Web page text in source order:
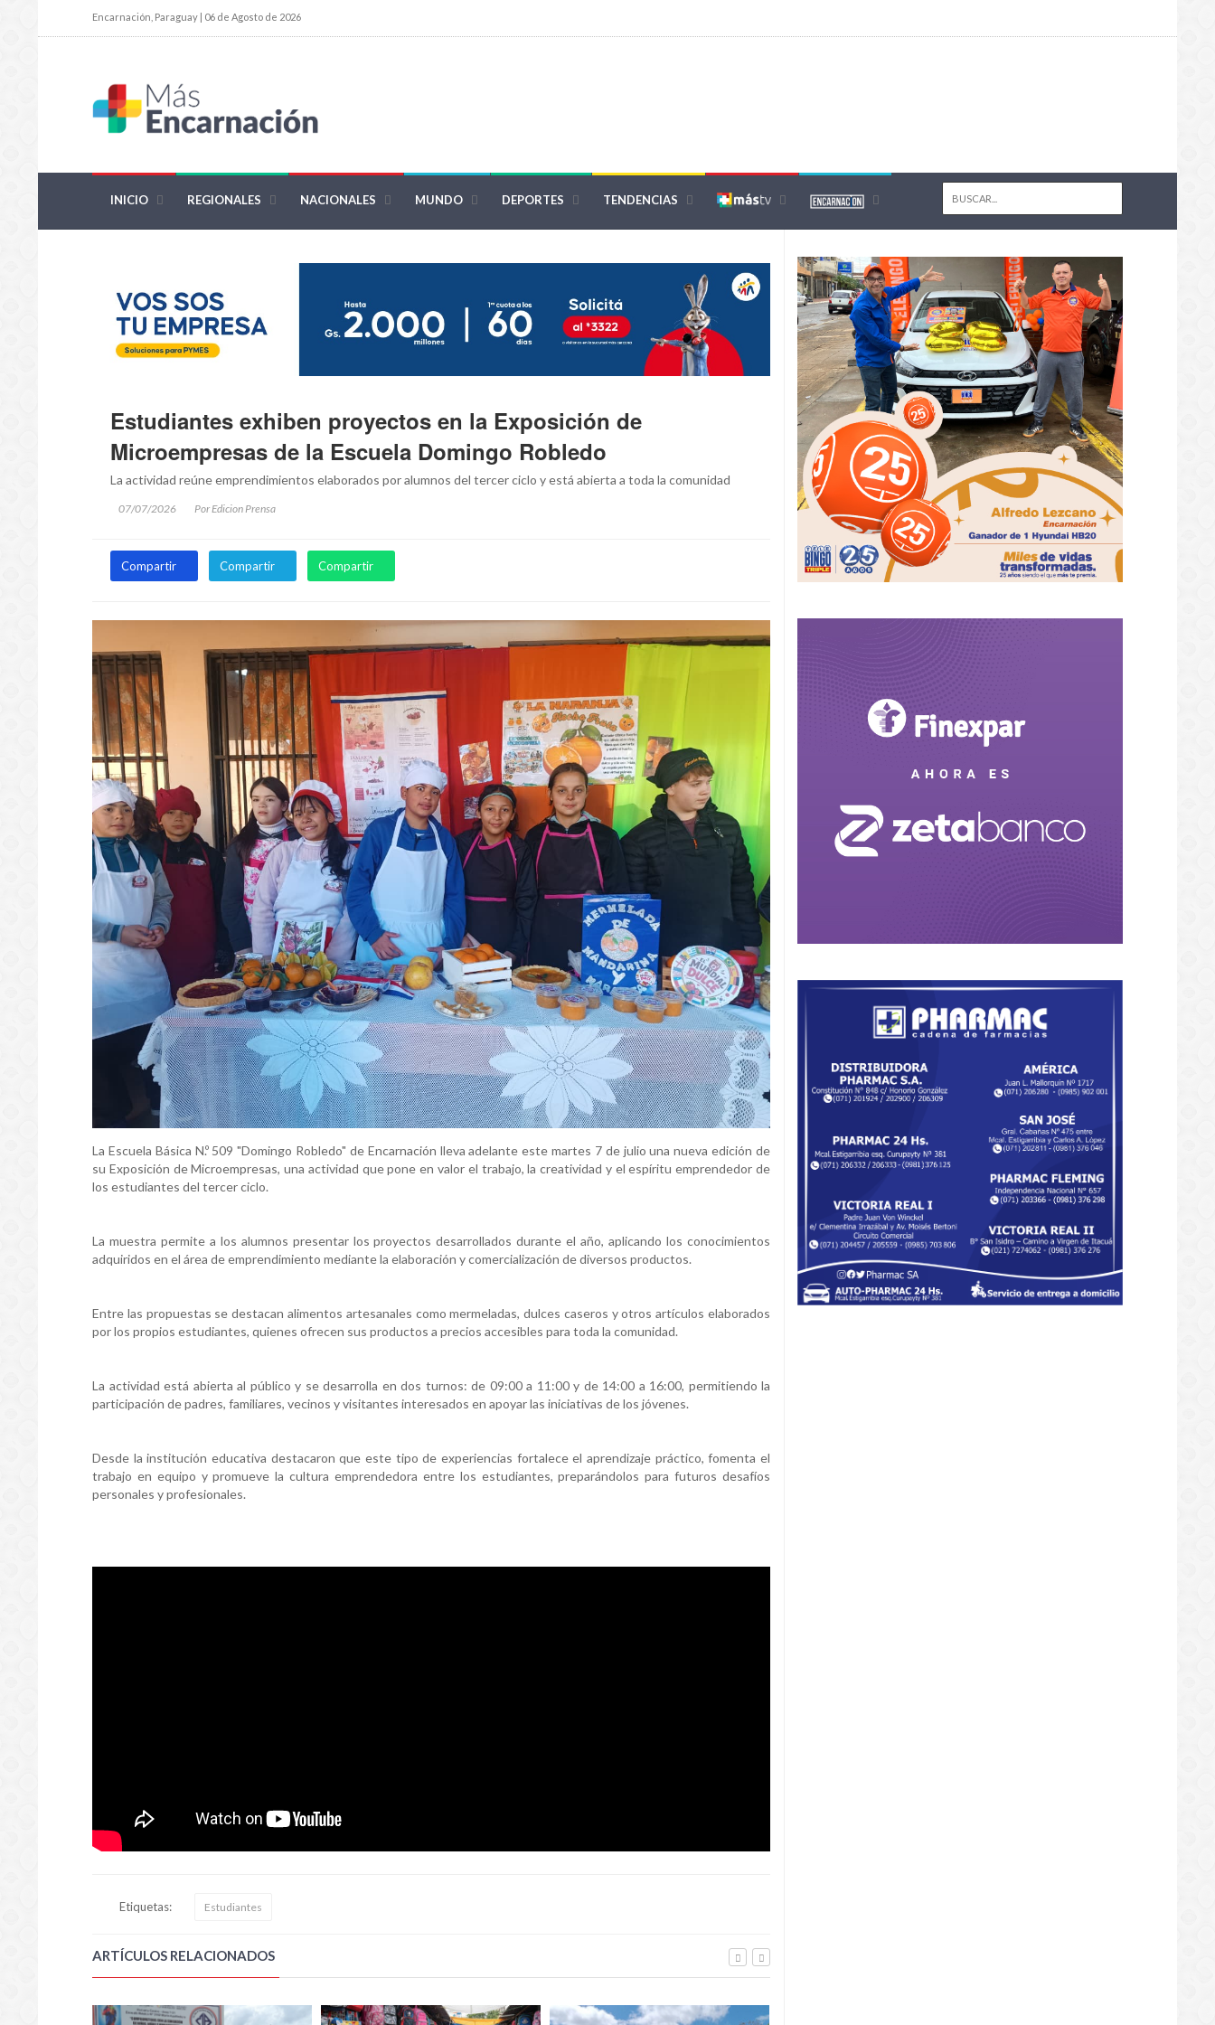
Encarnación, Paraguay | 06 de Agosto de 2026
INICIO REGIONALES NACIONALES MUNDO DEPORTES TENDENCIAS
Estudiantes exhiben proyectos en la Exposición de
Microempresas de la Escuela Domingo Robledo
La actividad reúne emprendimientos elaborados por alumnos del tercer ciclo y está abierta a toda la comunidad
07/07/2026 Por Edicion Prensa
Compartir Compartir Compartir
La Escuela Básica N.º 509 "Domingo Robledo" de Encarnación lleva adelante este martes 7 de julio una nueva edición de
su Exposición de Microempresas, una actividad que pone en valor el trabajo, la creatividad y el espíritu emprendedor de
los estudiantes del tercer ciclo.
La muestra permite a los alumnos presentar los proyectos desarrollados durante el año, aplicando los conocimientos
adquiridos en el área de emprendimiento mediante la elaboración y comercialización de diversos productos.
Entre las propuestas se destacan alimentos artesanales como mermeladas, dulces caseros y otros artículos elaborados
por los propios estudiantes, quienes ofrecen sus productos a precios accesibles para toda la comunidad.
La actividad está abierta al público y se desarrolla en dos turnos: de 09:00 a 11:00 y de 14:00 a 16:00, permitiendo la
participación de padres, familiares, vecinos y visitantes interesados en apoyar las iniciativas de los jóvenes.
Desde la institución educativa destacaron que este tipo de experiencias fortalece el aprendizaje práctico, fomenta el
trabajo en equipo y promueve la cultura emprendedora entre los estudiantes, preparándolos para futuros desafíos
personales y profesionales.
Etiquetas: Estudiantes
ARTÍCULOS RELACIONADOS